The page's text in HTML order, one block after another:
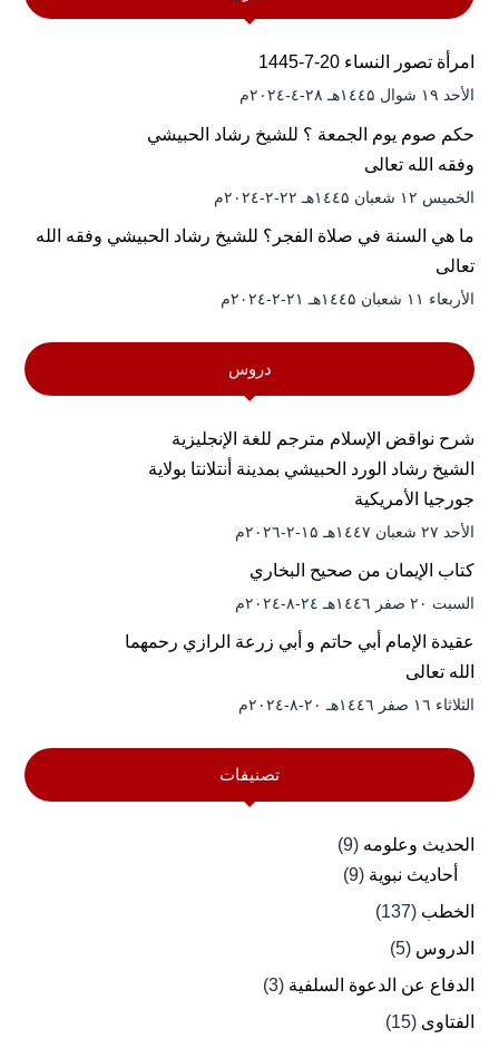
امرأة تصور النساء 20-7-1445
الأحد ۱۹ شوال ۱٤٤۵هـ ۲۸-٤-۲۰۲٤م
حكم صوم يوم الجمعة ؟ للشيخ رشاد الحبيشي
وفقه الله تعالى
الخميس ۱۲ شعبان ۱٤٤۵هـ ۲۲-۲-۲۰۲٤م
ما هي السنة في صلاة الفجر؟ للشيخ رشاد الحبيشي وفقه الله
تعالى
الأربعاء ۱۱ شعبان ۱٤٤۵هـ ۲۱-۲-۲۰۲٤م
دروس
شرح نواقض الإسلام مترجم للغة الإنجليزية
الشيخ رشاد الورد الحبيشي بمدينة أنتلانتا بولاية
جورجيا الأمريكية
الأحد ۲۷ شعبان ۱٤٤۷هـ ۱۵-۲-۲۰۲٦م
كتاب الإيمان من صحيح البخاري
السبت ۲۰ صفر ۱٤٤٦هـ ۲٤-۸-۲۰۲٤م
عقيدة الإمام أبي حاتم و أبي زرعة الرازي رحمهما
الله تعالى
الثلاثاء ۱٦ صفر ۱٤٤٦هـ ۲۰-۸-۲۰۲٤م
تصنيفات
الحديث وعلومه (9)
أحاديث نبوية (9)
الخطب (137)
الدروس (5)
الدفاع عن الدعوة السلفية (3)
الفتاوى (15)